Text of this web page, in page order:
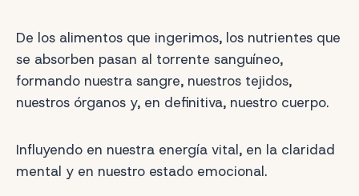
De los alimentos que ingerimos, los nutrientes que
se absorben pasan al torrente sanguíneo,
formando nuestra sangre, nuestros tejidos,
nuestros órganos y, en definitiva, nuestro cuerpo.
Influyendo en nuestra energía vital, en la claridad
mental y en nuestro estado emocional.